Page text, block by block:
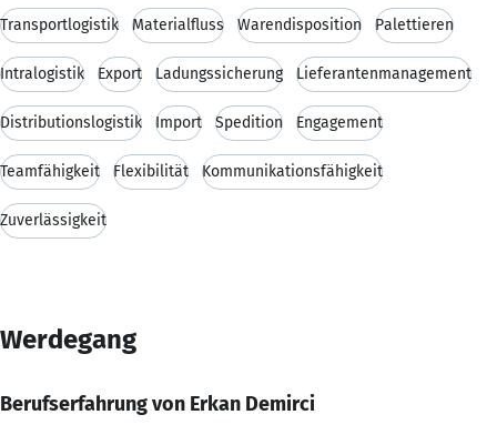
Transportlogistik Materialfluss Warendisposition Palettieren
Intralogistik Export Ladungssicherung Lieferantenmanagement
Distributionslogistik Import Spedition Engagement
Teamfähigkeit Flexibilität Kommunikationsfähigkeit
Zuverlässigkeit
Werdegang
Berufserfahrung von Erkan Demirci